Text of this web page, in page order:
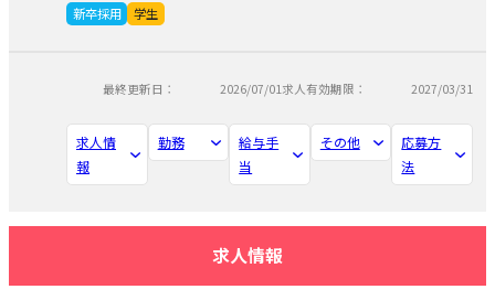
新卒採用 学生
最終更新日： 2026/07/01 求人有効期限： 2027/03/31
求人情
報
勤務
給与手
当
その他
応募方
法
求人情報